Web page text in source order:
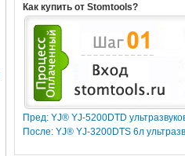
Как купить от Stomtools?
Пред: YJ® YJ-5200DTD
После: YJ® YJ-3200DTS 6л